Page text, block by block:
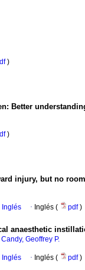
)
Better
)
injury, but no
Inglés · Inglés ( pdf)
anaesthetic
Candy, Geoffrey P.
Inglés · Inglés ( pdf)